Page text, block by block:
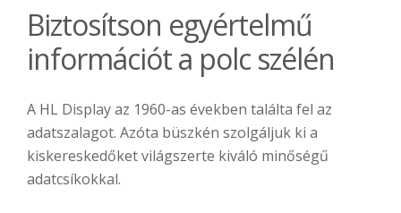
Biztosítson egyértelmű
információt a polc szélén
A HL Display az 1960-as években találta fel az
adatszalagot. Azóta büszkén szolgáljuk ki a
kiskereskedőket világszerte kiváló minőségű
adatcsíkokkal.